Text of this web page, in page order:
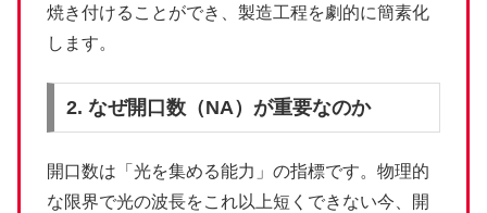
焼き付けることができ、製造工程を劇的に簡素化
します。
2. なぜ開口数（NA）が重要なのか
開口数は「光を集める能力」の指標です。物理的
な限界で光の波長をこれ以上短くできない今、開